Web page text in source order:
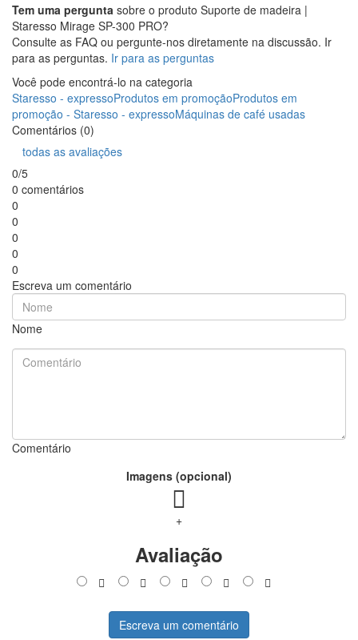
Tem uma pergunta sobre o produto Suporte de madeira |
Staresso Mirage SP-300 PRO?
Consulte as FAQ ou pergunte-nos diretamente na discussão. Ir
para as perguntas. Ir para as perguntas
Você pode encontrá-lo na categoria
Staresso - expressoProdutos em promoçãoProdutos em
promoção - Staresso - expressoMáquinas de café usadas
Comentários (0)
todas as avaliações
0/5
0 comentários
0
0
0
0
0
Escreva um comentário
Nome
Comentário
Imagens (opcional)
+
Avaliação
Escreva um comentário